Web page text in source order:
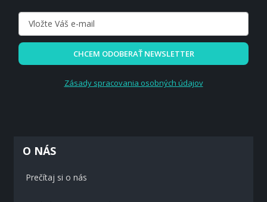
CHCEM ODOBERAŤ NEWSLETTER
Zásady spracovania osobných údajov
O NÁS
Prečítaj si o nás